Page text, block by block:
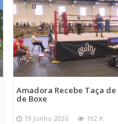
Amadora Recebe Taça
de Boxe
19 Junho 2026 192 K